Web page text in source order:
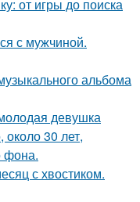
от игры до поиска
с мужчиной.
альбома
девушка
30 лет,
фона.
с хвостиком.